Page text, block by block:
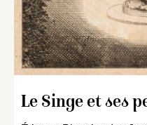
Le Singe et ses